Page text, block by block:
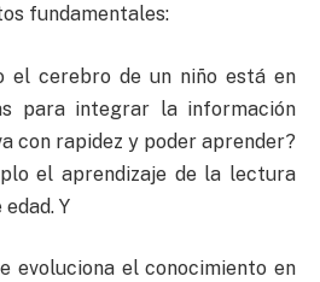
fundamentales:
el cerebro de un niño está en
para integrar la información
con rapidez y poder aprender?
el aprendizaje de la lectura
Y
evoluciona el conocimiento en